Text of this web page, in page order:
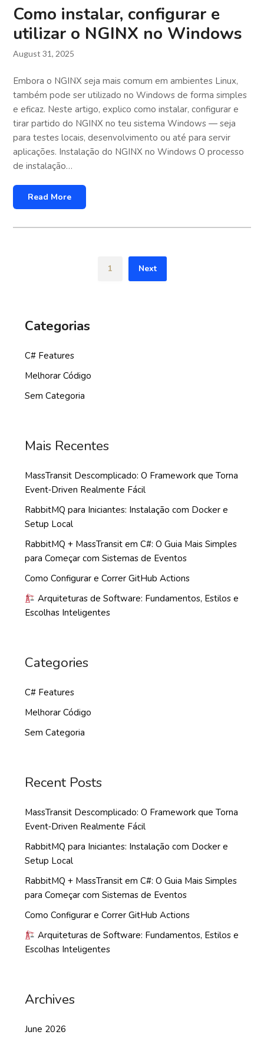
Como instalar, configurar e
utilizar o NGINX no Windows
August 31, 2025
Embora o NGINX seja mais comum em ambientes Linux,
também pode ser utilizado no Windows de forma simples
e eficaz. Neste artigo, explico como instalar, configurar e
tirar partido do NGINX no teu sistema Windows — seja
para testes locais, desenvolvimento ou até para servir
aplicações. Instalação do NGINX no Windows O processo
de instalação…
Read More
1 Next
Categorias
C# Features
Melhorar Código
Sem Categoria
Mais Recentes
MassTransit Descomplicado: O Framework que Torna
Event‑Driven Realmente Fácil
RabbitMQ para Iniciantes: Instalação com Docker e
Setup Local
RabbitMQ + MassTransit em C#: O Guia Mais Simples
para Começar com Sistemas de Eventos
Como Configurar e Correr GitHub Actions
Arquiteturas de Software: Fundamentos, Estilos e
Escolhas Inteligentes
Categories
C# Features
Melhorar Código
Sem Categoria
Recent Posts
MassTransit Descomplicado: O Framework que Torna
Event‑Driven Realmente Fácil
RabbitMQ para Iniciantes: Instalação com Docker e
Setup Local
RabbitMQ + MassTransit em C#: O Guia Mais Simples
para Começar com Sistemas de Eventos
Como Configurar e Correr GitHub Actions
Arquiteturas de Software: Fundamentos, Estilos e
Escolhas Inteligentes
Archives
June 2026